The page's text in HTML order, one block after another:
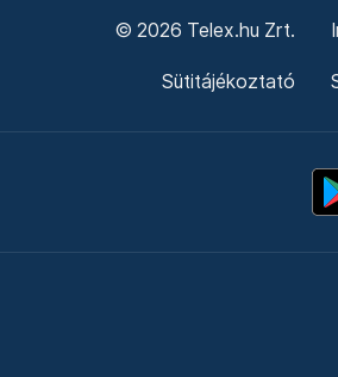
© 2026 Telex.hu Zrt.
Sütitájékoztató